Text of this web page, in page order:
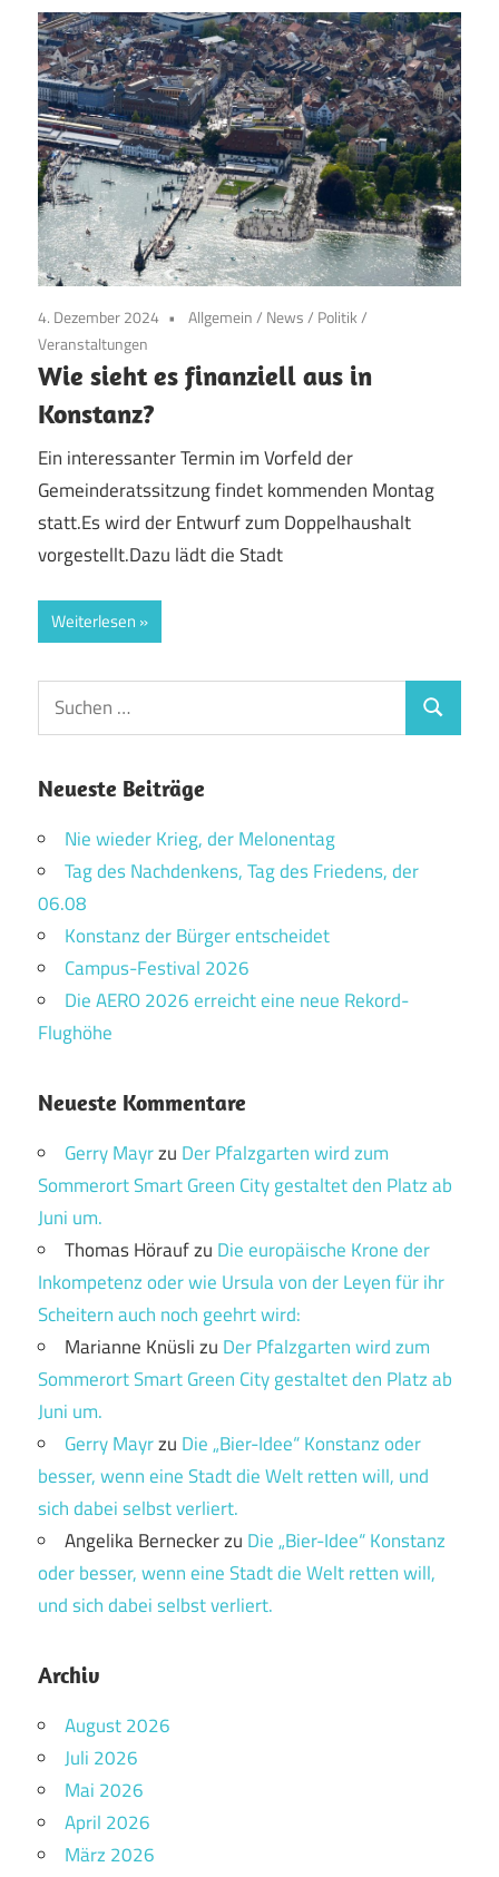
4. Dezember 2024 Allgemein/ News/ Politik/
Veranstaltungen
Wie sieht es finanziell aus in
Konstanz?
Ein interessanter Termin im Vorfeld der
Gemeinderatssitzung findet kommenden Montag
statt.Es wird der Entwurf zum Doppelhaushalt
vorgestellt.Dazu lädt die Stadt
Weiterlesen
Suchen
nach:
Suchen
Neueste Beiträge
Nie wieder Krieg, der Melonentag
Tag des Nachdenkens, Tag des Friedens, der
06.08
Konstanz der Bürger entscheidet
Campus-Festival 2026
Die AERO 2026 erreicht eine neue Rekord-
Flughöhe
Neueste Kommentare
Gerry Mayrzu Der Pfalzgarten wird zum
Sommerort Smart Green City gestaltet den Platz ab
Juni um.
Thomas Höraufzu Die europäische Krone der
Inkompetenz oder wie Ursula von der Leyen für ihr
Scheitern auch noch geehrt wird:
Marianne Knüslizu Der Pfalzgarten wird zum
Sommerort Smart Green City gestaltet den Platz ab
Juni um.
Gerry Mayrzu Die „Bier-Idee“ Konstanz oder
besser, wenn eine Stadt die Welt retten will, und
sich dabei selbst verliert.
Angelika Berneckerzu Die „Bier-Idee“ Konstanz
oder besser, wenn eine Stadt die Welt retten will,
und sich dabei selbst verliert.
Archiv
August 2026
Juli 2026
Mai 2026
April 2026
März 2026